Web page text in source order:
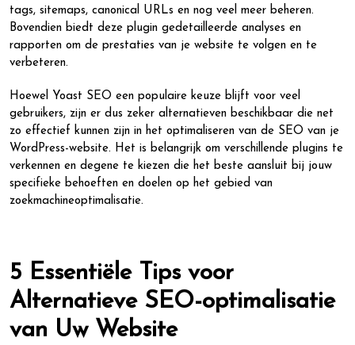
tags, sitemaps, canonical URLs en nog veel meer beheren.
Bovendien biedt deze plugin gedetailleerde analyses en
rapporten om de prestaties van je website te volgen en te
verbeteren.
Hoewel Yoast SEO een populaire keuze blijft voor veel
gebruikers, zijn er dus zeker alternatieven beschikbaar die net
zo effectief kunnen zijn in het optimaliseren van de SEO van je
WordPress-website. Het is belangrijk om verschillende plugins te
verkennen en degene te kiezen die het beste aansluit bij jouw
specifieke behoeften en doelen op het gebied van
zoekmachineoptimalisatie.
5 Essentiële Tips voor
Alternatieve SEO-optimalisatie
van Uw Website